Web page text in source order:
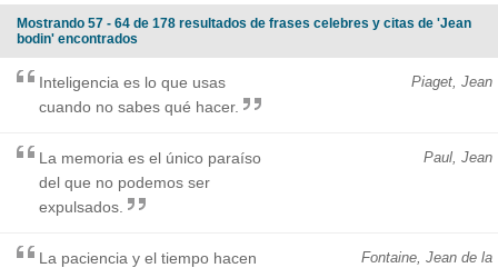
Mostrando 57 - 64 de 178 resultados de frases celebres y citas de 'Jean
bodin' encontrados
Piaget, Jean
Inteligencia es lo que usas
cuando no sabes qué hacer.
Paul, Jean
La memoria es el único paraíso
del que no podemos ser
expulsados.
Fontaine, Jean de la
La paciencia y el tiempo hacen